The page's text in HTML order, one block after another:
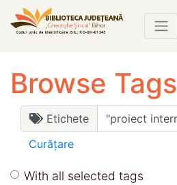
Browse Tags
Etichete
Curățare
With all selected tags